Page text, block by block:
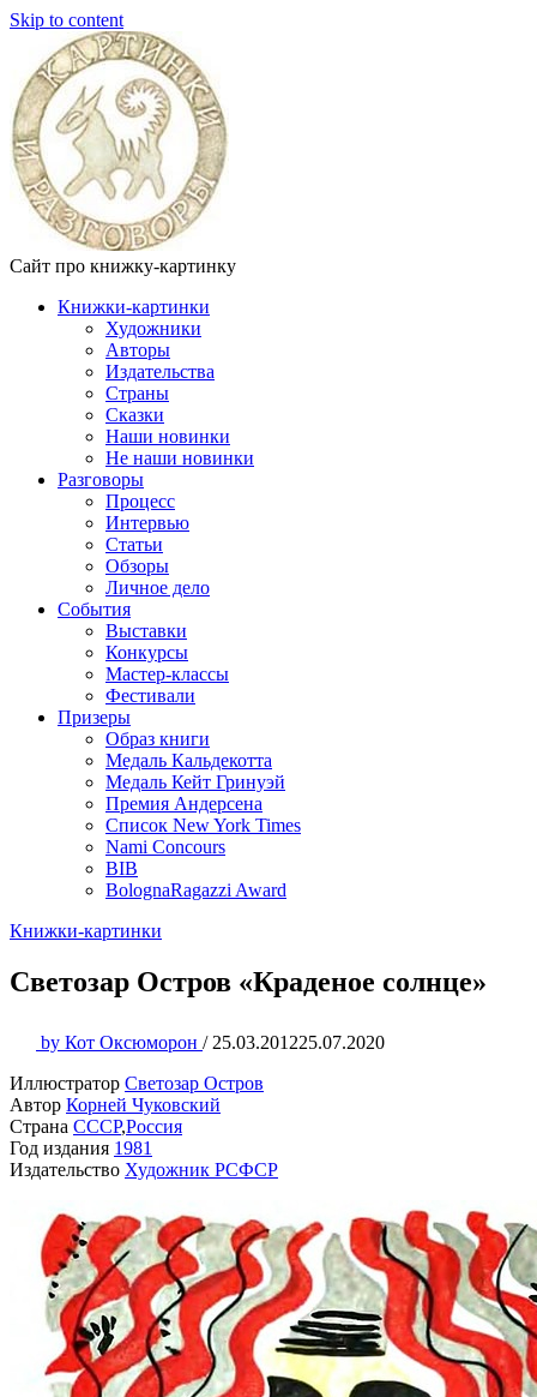
Skip to content
Сайт про книжку-картинку
Книжки-картинки
Художники
Авторы
Издательства
Страны
Сказки
Наши новинки
Не наши новинки
Разговоры
Процесс
Интервью
Статьи
Обзоры
Личное дело
События
Выставки
Конкурсы
Мастер-классы
Фестивали
Призеры
Образ книги
Медаль Кальдекотта
Медаль Кейт Гринуэй
Премия Андерсена
Список New York Times
Nami Concours
BIB
BolognaRagazzi Award
Книжки-картинки
Светозар Остров «Краденое солнце»
by Кот Оксюморон / 25.03.201225.07.2020
Иллюстратор Светозар Остров
Автор Корней Чуковский
Страна СССР,Россия
Год издания 1981
Издательство Художник РСФСР